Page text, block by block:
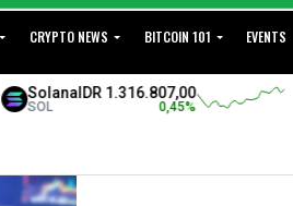
CRYPTO NEWS BITCOIN 101 EVENTS
IDR 1.316.807,00 XRP